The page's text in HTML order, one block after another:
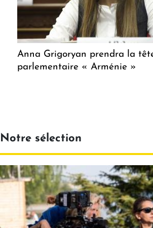
Anna Grigoryan prendra la
parlementaire « Arménie »
Notre sélection